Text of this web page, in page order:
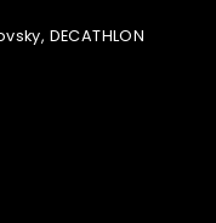
DECATHLON